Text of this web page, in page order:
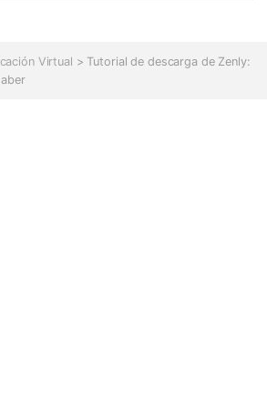
Virtual > Tutorial de descarga de Zenly: